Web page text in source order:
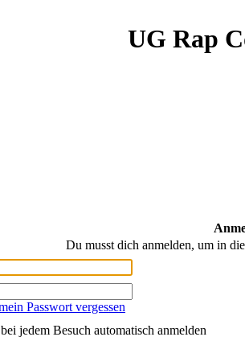
UG Rap
Du musst dich anmelden, um in
Passwort vergessen
jedem Besuch automatisch anmelden